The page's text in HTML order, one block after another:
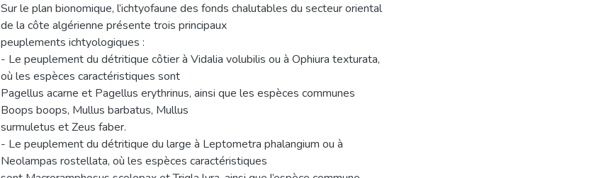
Sur le plan bionomique, l’ichtyofaune des fonds chalutables du secteur oriental
de la côte algérienne présente trois principaux
peuplements ichtyologiques :
- Le peuplement du détritique côtier à Vidalia volubilis ou à Ophiura texturata,
où les espèces caractéristiques sont
Pagellus acarne et Pagellus erythrinus, ainsi que les espèces communes
Boops boops, Mullus barbatus, Mullus
surmuletus et Zeus faber.
- Le peuplement du détritique du large à Leptometra phalangium ou à
Neolampas rostellata, où les espèces caractéristiques